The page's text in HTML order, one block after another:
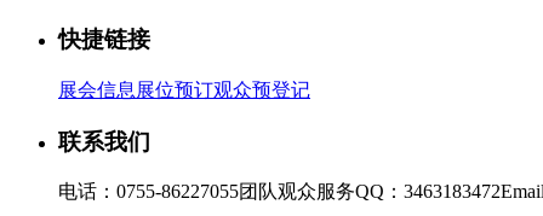
快捷链接
展会信息 展位预订观众预登记
联系我们
电话：0755-86227055团队观众服务QQ：3463183472